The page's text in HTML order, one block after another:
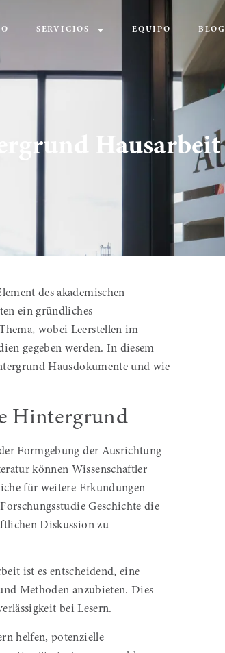
SERVICIOS EQUIPO BLOG
Hausarbeit
des akademischen
ein gründliches
wobei Leerstellen im
gegeben werden. In diesem
Hausdokumente und wie
Hintergrund
Formgebung der Ausrichtung
können Wissenschaftler
für weitere Erkundungen
Geschichte die
Diskussion zu
ist es entscheidend, eine
Methoden anzubieten. Dies
bei Lesern.
helfen, potenzielle